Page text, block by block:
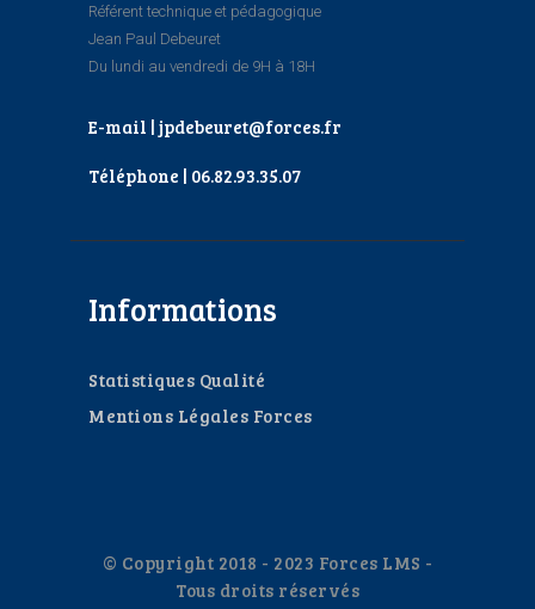
Référent technique et pédagogique
Jean Paul Debeuret
Du lundi au vendredi de 9H à 18H
E-mail | jpdebeuret@forces.fr
Téléphone | 06.82.93.35.07
Informations
Statistiques Qualité
Mentions Légales Forces
© Copyright 2018 - 2023 Forces LMS -
Tous droits réservés